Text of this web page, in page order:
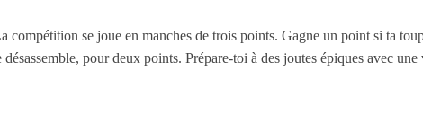
compétition se joue en manches de trois points. Gagne un point si ta
pour deux points. Prépare-toi à des joutes épiques avec une